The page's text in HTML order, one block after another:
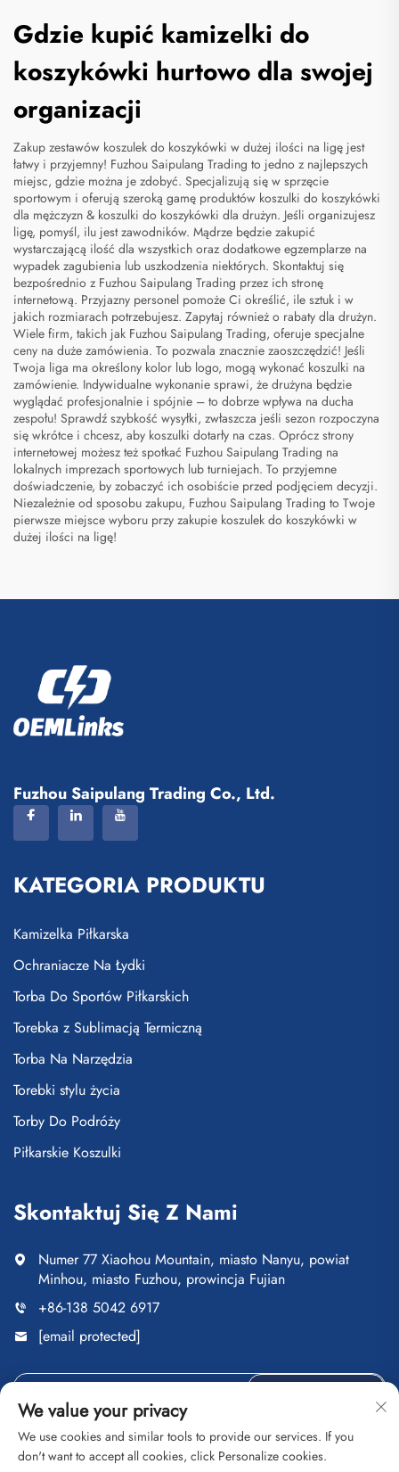
Gdzie kupić kamizelki do
koszykówki hurtowo dla swojej
organizacji
Zakup zestawów koszulek do koszykówki w dużej ilości na ligę jest
łatwy i przyjemny! Fuzhou Saipulang Trading to jedno z najlepszych
miejsc, gdzie można je zdobyć. Specjalizują się w sprzęcie
sportowym i oferują szeroką gamę produktów koszulki do koszykówki
dla mężczyzn & koszulki do koszykówki dla drużyn. Jeśli organizujesz
ligę, pomyśl, ilu jest zawodników. Mądrze będzie zakupić
wystarczającą ilość dla wszystkich oraz dodatkowe egzemplarze na
wypadek zagubienia lub uszkodzenia niektórych. Skontaktuj się
bezpośrednio z Fuzhou Saipulang Trading przez ich stronę
internetową. Przyjazny personel pomoże Ci określić, ile sztuk i w
jakich rozmiarach potrzebujesz. Zapytaj również o rabaty dla drużyn.
Wiele firm, takich jak Fuzhou Saipulang Trading, oferuje specjalne
ceny na duże zamówienia. To pozwala znacznie zaoszczędzić! Jeśli
Twoja liga ma określony kolor lub logo, mogą wykonać koszulki na
zamówienie. Indywidualne wykonanie sprawi, że drużyna będzie
wyglądać profesjonalnie i spójnie – to dobrze wpływa na ducha
zespołu! Sprawdź szybkość wysyłki, zwłaszcza jeśli sezon rozpoczyna
się wkrótce i chcesz, aby koszulki dotarły na czas. Oprócz strony
internetowej możesz też spotkać Fuzhou Saipulang Trading na
lokalnych imprezach sportowych lub turniejach. To przyjemne
doświadczenie, by zobaczyć ich osobiście przed podjęciem decyzji.
Niezależnie od sposobu zakupu, Fuzhou Saipulang Trading to Twoje
pierwsze miejsce wyboru przy zakupie koszulek do koszykówki w
dużej ilości na ligę!
Fuzhou Saipulang Trading Co., Ltd.
KATEGORIA PRODUKTU
Kamizelka Piłkarska
Ochraniacze Na Łydki
Torba Do Sportów Piłkarskich
Torebka z Sublimacją Termiczną
Torba Na Narzędzia
Torebki stylu życia
Torby Do Podróży
Piłkarskie Koszulki
Skontaktuj Się Z Nami
Numer 77 Xiaohou Mountain, miasto Nanyu, powiat
Minhou, miasto Fuzhou, prowincja Fujian
+86-138 5042 6917
[email protected]
We value your privacy
We use cookies and similar tools to provide our services. If you
don't want to accept all cookies, click Personalize cookies.